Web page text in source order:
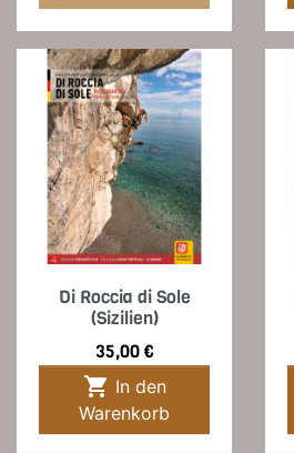
Di Roccia di Sole
(Sizilien)
Preis
35,00 €

Warenkorb